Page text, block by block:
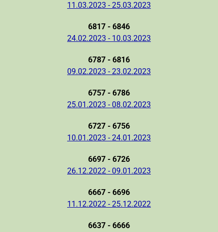
11.03.2023 - 25.03.2023
6817 - 6846
24.02.2023 - 10.03.2023
6787 - 6816
09.02.2023 - 23.02.2023
6757 - 6786
25.01.2023 - 08.02.2023
6727 - 6756
10.01.2023 - 24.01.2023
6697 - 6726
26.12.2022 - 09.01.2023
6667 - 6696
11.12.2022 - 25.12.2022
6637 - 6666